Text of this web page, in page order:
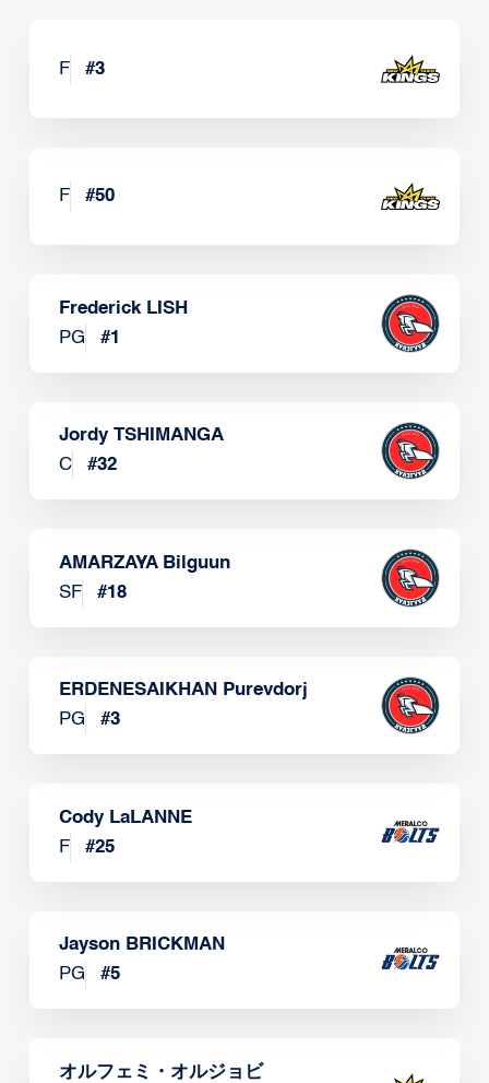
F #3
F #50
Frederick LISH
PG
#1
Jordy TSHIMANGA
C
#32
AMARZAYA Bilguun
SF
#18
ERDENESAIKHAN Purevdorj
PG
#3
Cody LaLANNE
F
#25
Jayson BRICKMAN
PG
#5
オルフェミ・オルジョビ